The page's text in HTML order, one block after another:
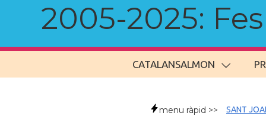
2005-2025:
CATALANSALMON
menu ràpid >> SANT